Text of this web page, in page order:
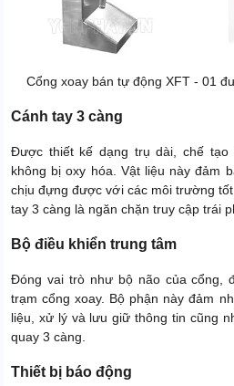
Cổng xoay bán tự động XFT - 01
Cánh tay 3 càng
Được thiết kế dạng trụ dài, chế tạo
không bị oxy hóa. Vật liệu này đảm
chịu đựng được với các môi trường
tay 3 càng là ngăn chặn truy cập trái
Bộ điều khiển trung tâm
Đóng vai trò như bộ não của cổng,
trạm cổng xoay. Bộ phận này đảm
liệu, xử lý và lưu giữ thông tin cũng
quay 3 càng.
Thiết bị báo động